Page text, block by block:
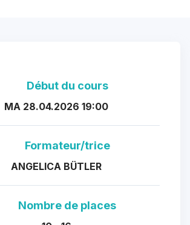
Début du cours
MA 28.04.2026 19:00
Formateur/trice
ANGELICA BÜTLER
Nombre de places